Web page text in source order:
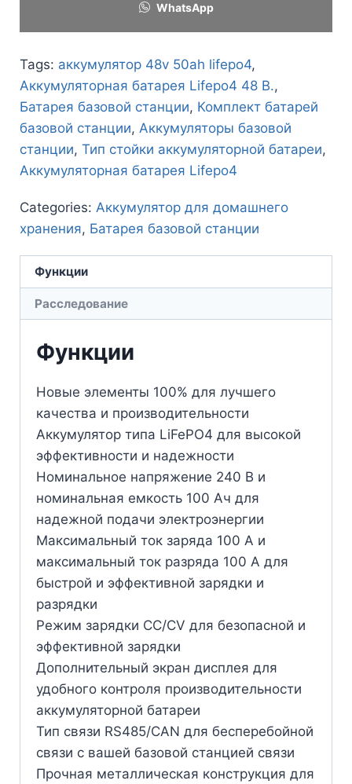
WhatsApp
Tags: аккумулятор 48v 50ah lifepo4,
Аккумуляторная батарея Lifepo4 48 В.,
Батарея базовой станции, Комплект батарей
базовой станции, Аккумуляторы базовой
станции, Тип стойки аккумуляторной батареи,
Аккумуляторная батарея Lifepo4
Categories: Аккумулятор для домашнего
хранения, Батарея базовой станции
Функции
Расследование
Функции
Новые элементы 100% для лучшего
качества и производительности
Аккумулятор типа LiFePO4 для высокой
эффективности и надежности
Номинальное напряжение 240 В и
номинальная емкость 100 Ач для
надежной подачи электроэнергии
Максимальный ток заряда 100 А и
максимальный ток разряда 100 А для
быстрой и эффективной зарядки и
разрядки
Режим зарядки CC/CV для безопасной и
эффективной зарядки
Дополнительный экран дисплея для
удобного контроля производительности
аккумуляторной батареи
Тип связи RS485/CAN для бесперебойной
связи с вашей базовой станцией связи
Прочная металлическая конструкция для